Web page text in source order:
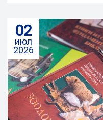
02
июл
2026